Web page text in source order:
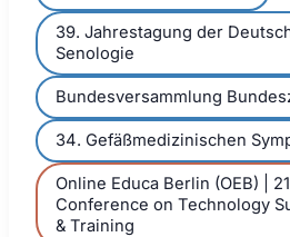
39. Jahrestagung der
Senologie
Bundesversammlung
34. Gefäßmedizinischen
Online Educa Berlin (OEB) |
Conference on Technology
& Training